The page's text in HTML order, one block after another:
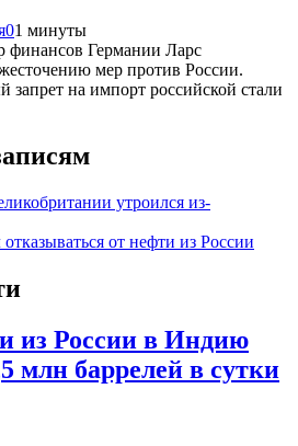
01 минуты
финансов Германии Ларс
мер против России.
запрет на импорт российской стали
утроился из-
от нефти из России
из России в Индию
млн баррелей в сутки